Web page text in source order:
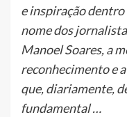
e inspiração
nome dos
Manoel Soares, a
reconhecimento e
que, diariamente,
fundamental …